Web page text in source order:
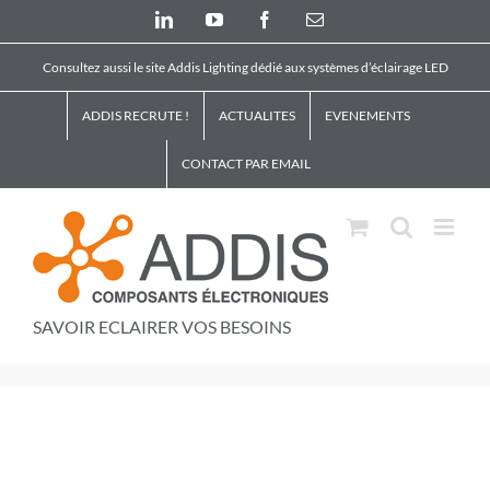
LinkedInYouTube FacebookEmail
Consultez aussi le site Addis Lighting dédié aux systèmes d’éclairage LED
ADDIS RECRUTE ! ACTUALITES EVENEMENTS
CONTACT PAR EMAIL
SAVOIR ECLAIRER VOS BESOINS